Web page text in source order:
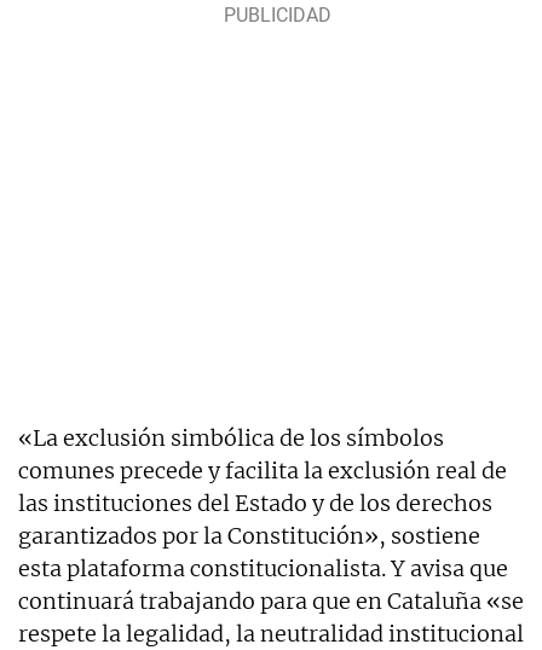
«La exclusión simbólica de los símbolos
comunes precede y facilita la exclusión real de
las instituciones del Estado y de los derechos
garantizados por la Constitución», sostiene
esta plataforma constitucionalista. Y avisa que
continuará trabajando para que en Cataluña «se
respete la legalidad, la neutralidad institucional